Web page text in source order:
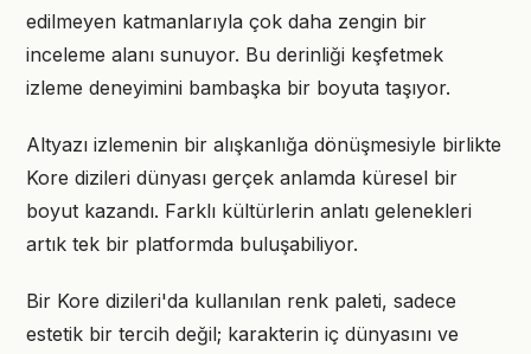
edilmeyen katmanlarıyla çok daha zengin bir
inceleme alanı sunuyor. Bu derinliği keşfetmek
izleme deneyimini bambaşka bir boyuta taşıyor.
Altyazı izlemenin bir alışkanlığa dönüşmesiyle birlikte
Kore dizileri dünyası gerçek anlamda küresel bir
boyut kazandı. Farklı kültürlerin anlatı gelenekleri
artık tek bir platformda buluşabiliyor.
Bir Kore dizileri'da kullanılan renk paleti, sadece
estetik bir tercih değil; karakterin iç dünyasını ve